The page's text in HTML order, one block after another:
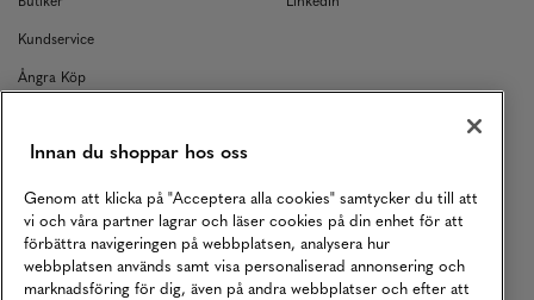
Kundservice
Ångra Köp
Returer
Köpvillkor
Karriär
Vårt Ansvar
Innan du shoppar hos oss
Genom att klicka på "Acceptera alla cookies" samtycker du till att
vi och våra partner lagrar och läser cookies på din enhet för att
förbättra navigeringen på webbplatsen, analysera hur
webbplatsen används samt visa personaliserad annonsering och
marknadsföring för dig, även på andra webbplatser och efter att